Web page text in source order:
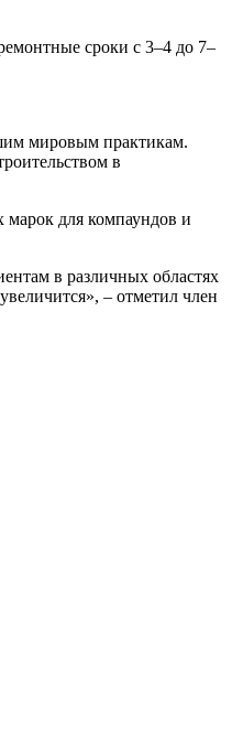
сроки с 3–4 до 7–
мировым практикам.
в
марок для компаундов и
в различных областях
– отметил член